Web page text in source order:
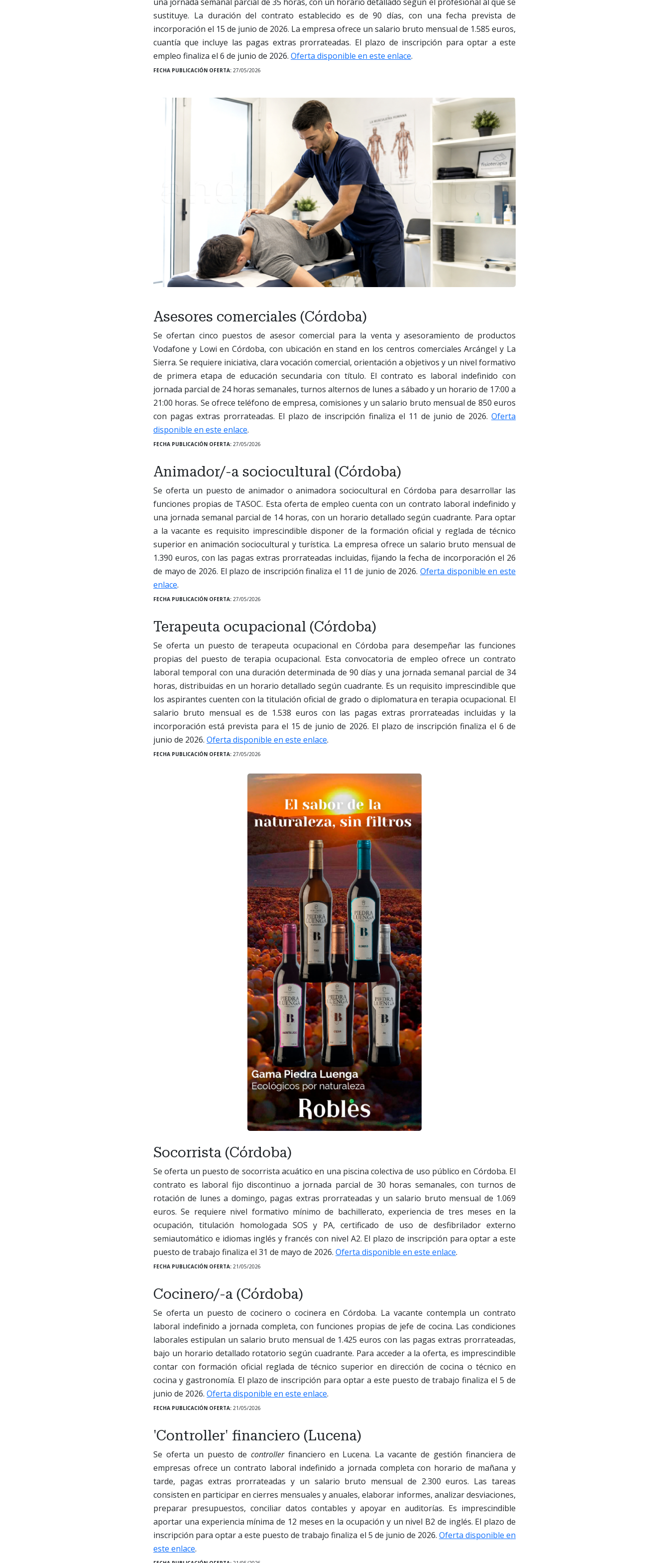
sustituye. La duración del contrato establecido es de 90 días, con una fecha prevista de
incorporación el 15 de junio de 2026. La empresa ofrece un salario bruto mensual de 1.585 euros,
cuantía que incluye las pagas extras prorrateadas. El plazo de inscripción para optar a este
empleo finaliza el 6 de junio de 2026. Oferta disponible en este enlace.
FECHA PUBLICACIÓN OFERTA: 27/05/2026
Asesores comerciales (Córdoba)
Se ofertan cinco puestos de asesor comercial para la venta y asesoramiento de productos
Vodafone y Lowi en Córdoba, con ubicación en stand en los centros comerciales Arcángel y La
Sierra. Se requiere iniciativa, clara vocación comercial, orientación a objetivos y un nivel formativo
de primera etapa de educación secundaria con título. El contrato es laboral indefinido con
jornada parcial de 24 horas semanales, turnos alternos de lunes a sábado y un horario de 17:00 a
21:00 horas. Se ofrece teléfono de empresa, comisiones y un salario bruto mensual de 850 euros
con pagas extras prorrateadas. El plazo de inscripción finaliza el 11 de junio de 2026. Oferta
disponible en este enlace.
FECHA PUBLICACIÓN OFERTA: 27/05/2026
Animador/-a sociocultural (Córdoba)
Se oferta un puesto de animador o animadora sociocultural en Córdoba para desarrollar las
funciones propias de TASOC. Esta oferta de empleo cuenta con un contrato laboral indefinido y
una jornada semanal parcial de 14 horas, con un horario detallado según cuadrante. Para optar
a la vacante es requisito imprescindible disponer de la formación oficial y reglada de técnico
superior en animación sociocultural y turística. La empresa ofrece un salario bruto mensual de
1.390 euros, con las pagas extras prorrateadas incluidas, fijando la fecha de incorporación el 26
de mayo de 2026. El plazo de inscripción finaliza el 11 de junio de 2026. Oferta disponible en este
enlace.
FECHA PUBLICACIÓN OFERTA: 27/05/2026
Terapeuta ocupacional (Córdoba)
Se oferta un puesto de terapeuta ocupacional en Córdoba para desempeñar las funciones
propias del puesto de terapia ocupacional. Esta convocatoria de empleo ofrece un contrato
laboral temporal con una duración determinada de 90 días y una jornada semanal parcial de 34
horas, distribuidas en un horario detallado según cuadrante. Es un requisito imprescindible que
los aspirantes cuenten con la titulación oficial de grado o diplomatura en terapia ocupacional. El
salario bruto mensual es de 1.538 euros con las pagas extras prorrateadas incluidas y la
incorporación está prevista para el 15 de junio de 2026. El plazo de inscripción finaliza el 6 de
junio de 2026. Oferta disponible en este enlace.
FECHA PUBLICACIÓN OFERTA: 27/05/2026
Socorrista (Córdoba)
Se oferta un puesto de socorrista acuático en una piscina colectiva de uso público en Córdoba. El
contrato es laboral fijo discontinuo a jornada parcial de 30 horas semanales, con turnos de
rotación de lunes a domingo, pagas extras prorrateadas y un salario bruto mensual de 1.069
euros. Se requiere nivel formativo mínimo de bachillerato, experiencia de tres meses en la
ocupación, titulación homologada SOS y PA, certificado de uso de desfibrilador externo
semiautomático e idiomas inglés y francés con nivel A2. El plazo de inscripción para optar a este
puesto de trabajo finaliza el 31 de mayo de 2026. Oferta disponible en este enlace.
FECHA PUBLICACIÓN OFERTA: 21/05/2026
Cocinero/-a (Córdoba)
Se oferta un puesto de cocinero o cocinera en Córdoba. La vacante contempla un contrato
laboral indefinido a jornada completa, con funciones propias de jefe de cocina. Las condiciones
laborales estipulan un salario bruto mensual de 1.425 euros con las pagas extras prorrateadas,
bajo un horario detallado rotatorio según cuadrante. Para acceder a la oferta, es imprescindible
contar con formación oficial reglada de técnico superior en dirección de cocina o técnico en
cocina y gastronomía. El plazo de inscripción para optar a este puesto de trabajo finaliza el 5 de
junio de 2026. Oferta disponible en este enlace.
FECHA PUBLICACIÓN OFERTA: 21/05/2026
'Controller' financiero (Lucena)
Se oferta un puesto de controllerfinanciero en Lucena. La vacante de gestión financiera de
empresas ofrece un contrato laboral indefinido a jornada completa con horario de mañana y
tarde, pagas extras prorrateadas y un salario bruto mensual de 2.300 euros. Las tareas
consisten en participar en cierres mensuales y anuales, elaborar informes, analizar desviaciones,
preparar presupuestos, conciliar datos contables y apoyar en auditorías. Es imprescindible
aportar una experiencia mínima de 12 meses en la ocupación y un nivel B2 de inglés. El plazo de
inscripción para optar a este puesto de trabajo finaliza el 5 de junio de 2026. Oferta disponible en
este enlace.